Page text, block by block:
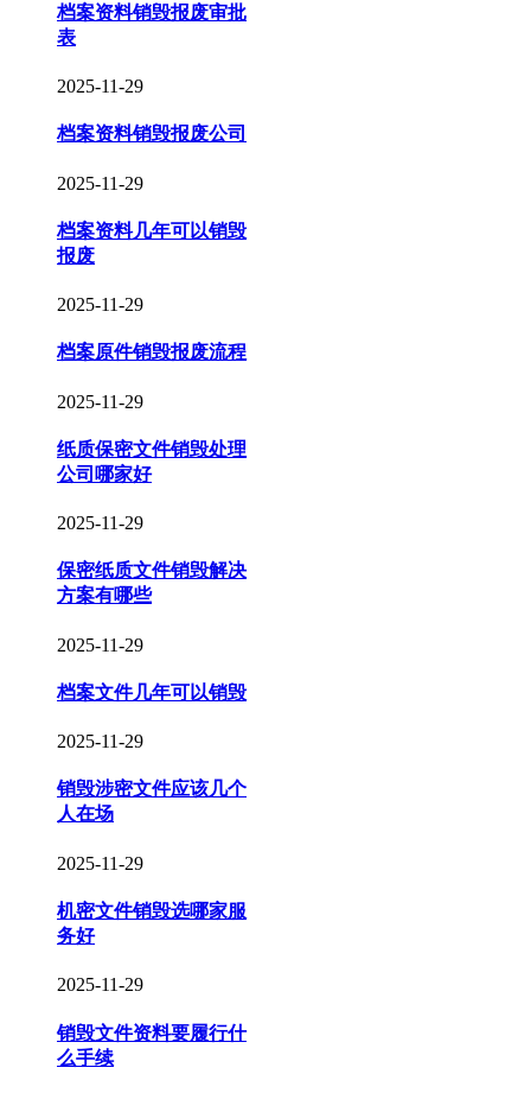
档案资料销毁报废审批
表
2025-11-29
档案资料销毁报废公司
2025-11-29
档案资料几年可以销毁
报废
2025-11-29
档案原件销毁报废流程
2025-11-29
纸质保密文件销毁处理
公司哪家好
2025-11-29
保密纸质文件销毁解决
方案有哪些
2025-11-29
档案文件几年可以销毁
2025-11-29
销毁涉密文件应该几个
人在场
2025-11-29
机密文件销毁选哪家服
务好
2025-11-29
销毁文件资料要履行什
么手续